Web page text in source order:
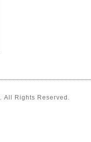
. All Rights Reserved.